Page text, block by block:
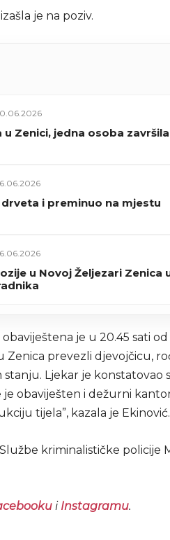
je na poziv.
Zenici, jedna osoba
i preminuo na mjestu
u Novoj Željezari Zenica
je u 20.45 sati
Zenica prevezli djevojčicu,
stanju. Ljekar je konstatovao
je obaviješten i dežurni
tijela”, kazala je Ekinović.
kriminalističke policije
i Instagramu.